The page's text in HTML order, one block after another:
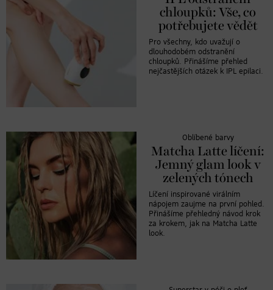
chloupků: Vše, co
potřebujete vědět
Pro všechny, kdo uvažují o
dlouhodobém odstranění
chloupků. Přinášíme přehled
nejčastějších otázek k IPL epilaci.
Oblíbené barvy
Matcha Latte líčení:
Jemný glam look v
zelených tónech
Líčení inspirované virálním
nápojem zaujme na první pohled.
Přinášíme přehledný návod krok
za krokem, jak na Matcha Latte
look.